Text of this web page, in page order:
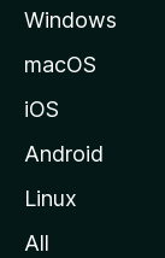
Windows
macOS
iOS
Android
Linux
All